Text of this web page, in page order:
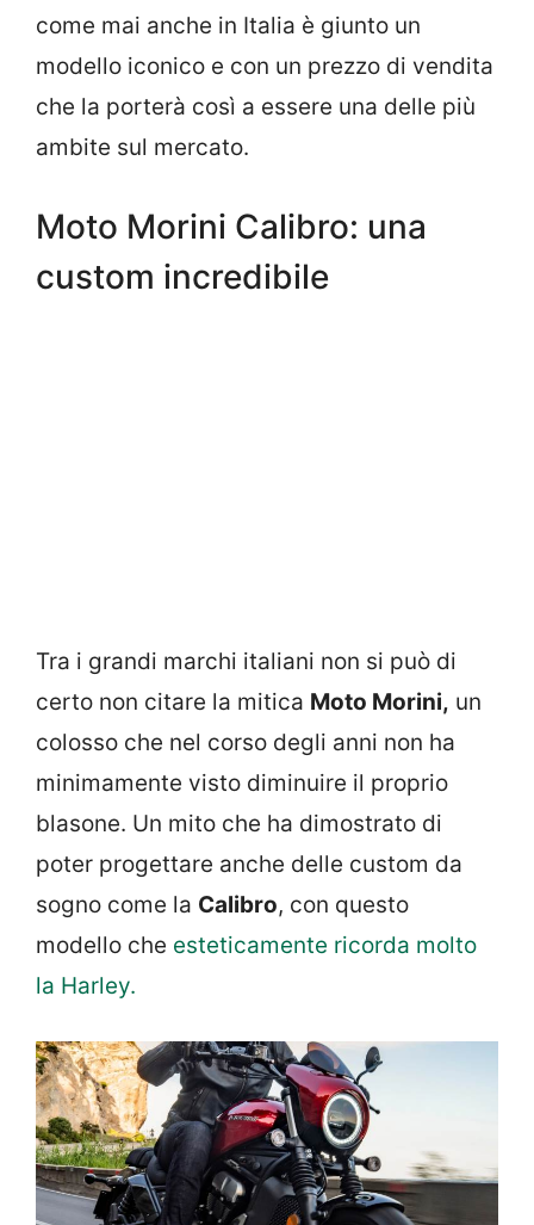
come mai anche in Italia è giunto un
modello iconico e con un prezzo di vendita
che la porterà così a essere una delle più
ambite sul mercato.
Moto Morini Calibro: una
custom incredibile
Tra i grandi marchi italiani non si può di
certo non citare la mitica Moto Morini, un
colosso che nel corso degli anni non ha
minimamente visto diminuire il proprio
blasone. Un mito che ha dimostrato di
poter progettare anche delle custom da
sogno come la Calibro, con questo
modello che esteticamente ricorda molto
la Harley.